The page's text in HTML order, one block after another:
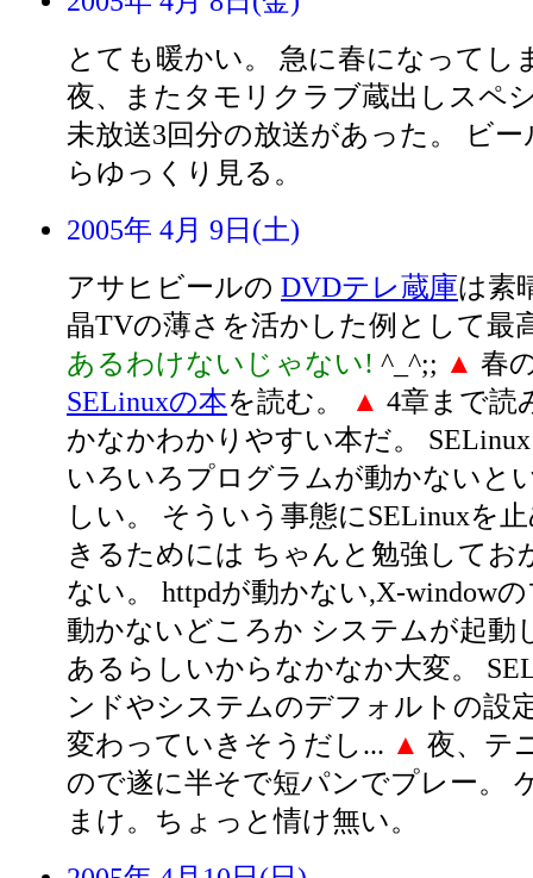
とても暖かい。 急に春になってし
夜、またタモリクラブ蔵出しスペ
未放送3回分の放送があった。 ビ
らゆっくり見る。
2005年 4月 9日(土)
アサヒビールの DVDテレ蔵庫は素
晶TVの薄さを活かした例として最
あるわけないじゃない! ^_^;; ▲ 春
SELinuxの本を読む。 ▲ 4章まで読
かなかわかりやすい本だ。
いろいろプログラムが動かないと
しい。 そういう事態にSELinuxを
きるためには ちゃんと勉強してお
ない。 httpdが動かない,X-window
動かないどころか システムが起動
あるらしいからなかなか大変。
ンドやシステムのデフォルトの設
変わっていきそうだし... ▲ 夜、テ
ので遂に半そで短パンでプレー。
まけ。ちょっと情け無い。